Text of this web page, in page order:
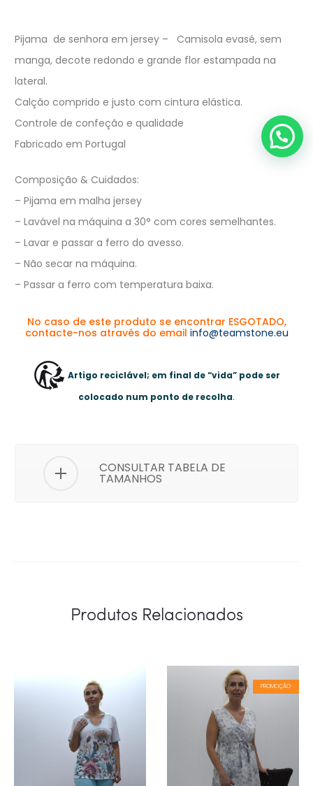
Pijama de senhora em jersey – Camisola evasé, sem
manga, decote redondo e grande flor estampada na
lateral.
Calção comprido e justo com cintura elástica.
Controle de confeção e qualidade
Fabricado em Portugal
Composição & Cuidados:
– Pijama em malha jersey
– Lavável na máquina a 30° com cores semelhantes.
– Lavar e passar a ferro do avesso.
– Não secar na máquina.
– Passar a ferro com temperatura baixa.
No caso de este produto se encontrar ESGOTADO,
contacte-nos através do email info@teamstone.eu
Artigo reciclável; em final de “vida” pode ser
colocado num ponto de recolha.
CONSULTAR TABELA DE
TAMANHOS
Produtos Relacionados
PROMOÇÃO